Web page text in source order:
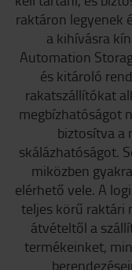
raktáron legyenek
a kihívásra
Automation
és kitároló
rakatszállítókat
megbízhatóságot
biztosítva a
skálázhatóságot.
miközben
elérhető vele. A
teljes körű raktári
átvételtől a
termékeinket,